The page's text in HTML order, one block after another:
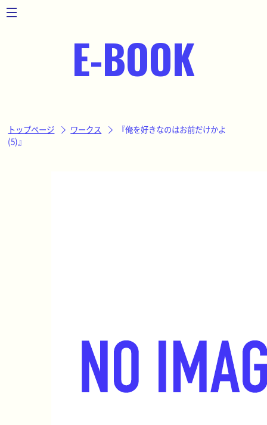
toggle
E-BOOK
トップページ ワークス
『俺を好きなのはお前だけかよ
(5)』